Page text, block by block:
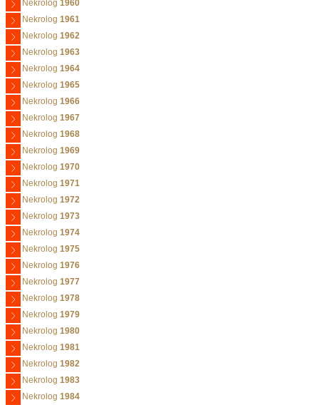
Nekrolog 1960
Nekrolog 1961
Nekrolog 1962
Nekrolog 1963
Nekrolog 1964
Nekrolog 1965
Nekrolog 1966
Nekrolog 1967
Nekrolog 1968
Nekrolog 1969
Nekrolog 1970
Nekrolog 1971
Nekrolog 1972
Nekrolog 1973
Nekrolog 1974
Nekrolog 1975
Nekrolog 1976
Nekrolog 1977
Nekrolog 1978
Nekrolog 1979
Nekrolog 1980
Nekrolog 1981
Nekrolog 1982
Nekrolog 1983
Nekrolog 1984